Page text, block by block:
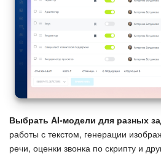
Выбрать AI-модели для разных
работы с текстом, генерации
речи, оценки звонка по скрипту и